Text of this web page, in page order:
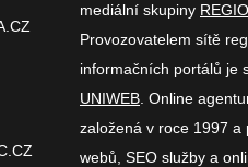
mediální skupiny
Provozovatelem sítě
informačních portálů je
UNIWEB . Online
založená v roce 1997 a
webů, SEO služby a